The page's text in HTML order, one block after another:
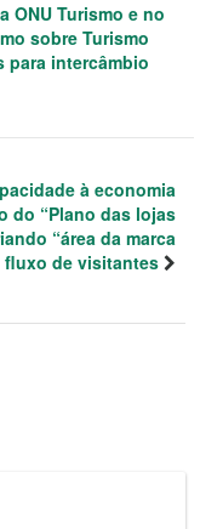
ONU Turismo e no
sobre Turismo
para intercâmbio
à economia
do “Plano das lojas
“área da marca
fluxo de visitantes